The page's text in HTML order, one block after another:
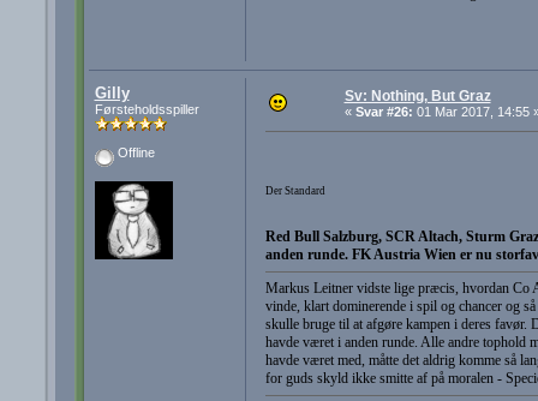
Gilly
Førsteholdsspiller
Offline
Sv: Nothing, But Graz
« Svar #26: 01 Mar 2017, 14:55
Der Standard
Red Bull Salzburg, SCR Altach, Sturm
anden runde. FK Austria Wien er nu
Markus Leitner vidste lige præcis, hvordan Co
vinde, klart dominerende i spil og chancer og
skulle bruge til at afgøre kampen i deres favør.
havde været i anden runde. Alle andre tophold
havde været med, måtte det aldrig komme så
for guds skyld ikke smitte af på moralen -